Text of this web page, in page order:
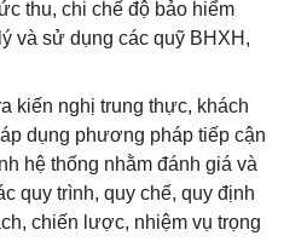
thu, chi chế độ bảo hiểm
và sử dụng các quỹ BHXH,
kiến nghị trung thực, khách
dụng phương pháp tiếp cận
hệ thống nhằm đánh giá và
quy trình, quy chế, quy định
chiến lược, nhiệm vụ trọng